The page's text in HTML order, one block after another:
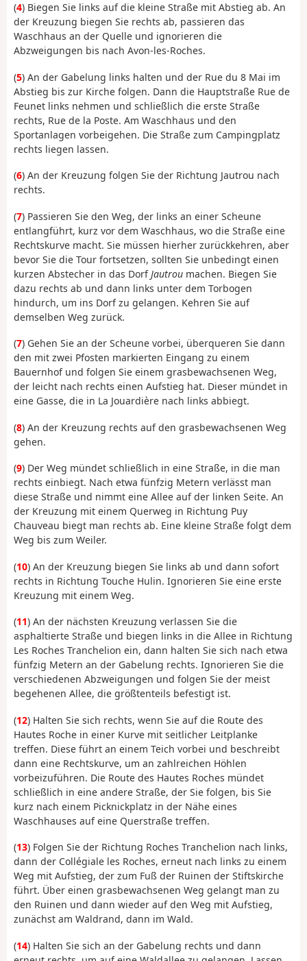
(4) Biegen Sie links auf die kleine Straße mit Abstieg ab. An
der Kreuzung biegen Sie rechts ab, passieren das
Waschhaus an der Quelle und ignorieren die
Abzweigungen bis nach Avon-les-Roches.
(5) An der Gabelung links halten und der Rue du 8 Mai im
Abstieg bis zur Kirche folgen. Dann die Hauptstraße Rue de
Feunet links nehmen und schließlich die erste Straße
rechts, Rue de la Poste. Am Waschhaus und den
Sportanlagen vorbeigehen. Die Straße zum Campingplatz
rechts liegen lassen.
(6) An der Kreuzung folgen Sie der Richtung Jautrou nach
rechts.
(7) Passieren Sie den Weg, der links an einer Scheune
entlangführt, kurz vor dem Waschhaus, wo die Straße eine
Rechtskurve macht. Sie müssen hierher zurückkehren, aber
bevor Sie die Tour fortsetzen, sollten Sie unbedingt einen
kurzen Abstecher in das DorfJautrou machen. Biegen Sie
dazu rechts ab und dann links unter dem Torbogen
hindurch, um ins Dorf zu gelangen. Kehren Sie auf
demselben Weg zurück.
(7) Gehen Sie an der Scheune vorbei, überqueren Sie dann
den mit zwei Pfosten markierten Eingang zu einem
Bauernhof und folgen Sie einem grasbewachsenen Weg,
der leicht nach rechts einen Aufstieg hat. Dieser mündet in
eine Gasse, die in La Jouardière nach links abbiegt.
(8) An der Kreuzung rechts auf den grasbewachsenen Weg
gehen.
(9) Der Weg mündet schließlich in eine Straße, in die man
rechts einbiegt. Nach etwa fünfzig Metern verlässt man
diese Straße und nimmt eine Allee auf der linken Seite. An
der Kreuzung mit einem Querweg in Richtung Puy
Chauveau biegt man rechts ab. Eine kleine Straße folgt dem
Weg bis zum Weiler.
(10) An der Kreuzung biegen Sie links ab und dann sofort
rechts in Richtung Touche Hulin. Ignorieren Sie eine erste
Kreuzung mit einem Weg.
(11) An der nächsten Kreuzung verlassen Sie die
asphaltierte Straße und biegen links in die Allee in Richtung
Les Roches Tranchelion ein, dann halten Sie sich nach etwa
fünfzig Metern an der Gabelung rechts. Ignorieren Sie die
verschiedenen Abzweigungen und folgen Sie der meist
begehenen Allee, die größtenteils befestigt ist.
(12) Halten Sie sich rechts, wenn Sie auf die Route des
Hautes Roche in einer Kurve mit seitlicher Leitplanke
treffen. Diese führt an einem Teich vorbei und beschreibt
dann eine Rechtskurve, um an zahlreichen Höhlen
vorbeizuführen. Die Route des Hautes Roches mündet
schließlich in eine andere Straße, der Sie folgen, bis Sie
kurz nach einem Picknickplatz in der Nähe eines
Waschhauses auf eine Querstraße treffen.
(13) Folgen Sie der Richtung Roches Tranchelion nach links,
dann der Collégiale les Roches, erneut nach links zu einem
Weg mit Aufstieg, der zum Fuß der Ruinen der Stiftskirche
führt. Über einen grasbewachsenen Weg gelangt man zu
den Ruinen und dann wieder auf den Weg mit Aufstieg,
zunächst am Waldrand, dann im Wald.
(14) Halten Sie sich an der Gabelung rechts und dann